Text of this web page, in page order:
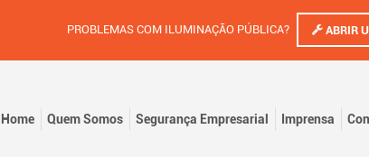
PROBLEMAS COM ILUMINAÇÃO PÚBLICA? ABRIR
Home Quem Somos Segurança Empresarial Imprensa